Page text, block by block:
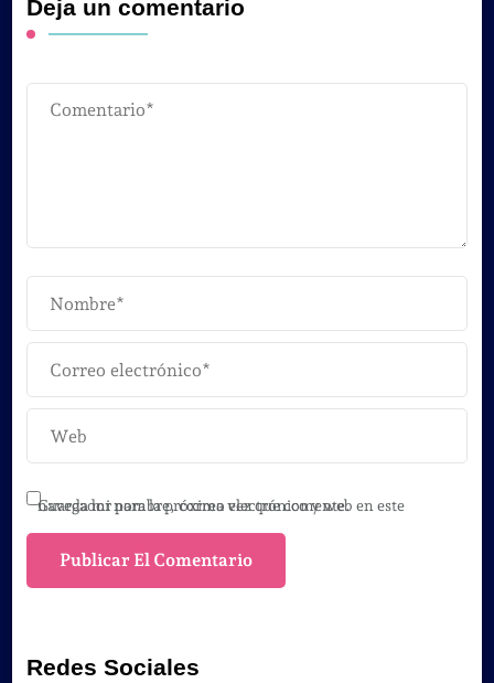
Deja un comentario
Guarda mi nombre, correo electrónico y web en este navegador para la próxima vez que comente.
Redes Sociales